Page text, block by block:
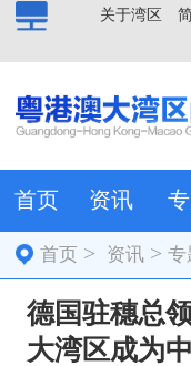
关于湾区
首页 资讯
首页 > 资讯 >专
德国驻穗总
大湾区成为